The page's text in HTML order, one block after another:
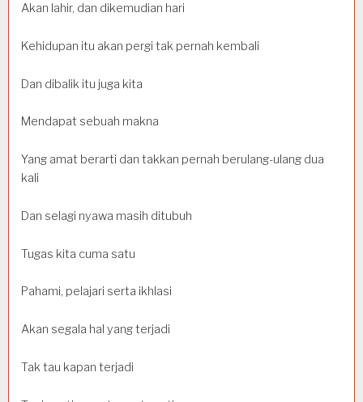
Akan lahir, dan dikemudian hari
Kehidupan itu akan pergi tak pernah kembali
Dan dibalik itu juga kita
Mendapat sebuah makna
Yang amat berarti dan takkan pernah berulang-ulang dua
kali
Dan selagi nyawa masih ditubuh
Tugas kita cuma satu
Pahami, pelajari serta ikhlasi
Akan segala hal yang terjadi
Tak tau kapan terjadi